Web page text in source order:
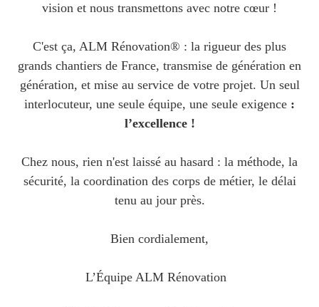
vision et nous transmettons avec notre cœur !
C'est ça, ALM Rénovation® : la rigueur des plus
grands chantiers de France, transmise de génération en
génération, et mise au service de votre projet. Un seul
interlocuteur, une seule équipe, une seule exigence :
l’excellence !
Chez nous, rien n'est laissé au hasard : la méthode, la
sécurité, la coordination des corps de métier, le délai
tenu au jour près.
Bien cordialement,
L’Équipe ALM Rénovation